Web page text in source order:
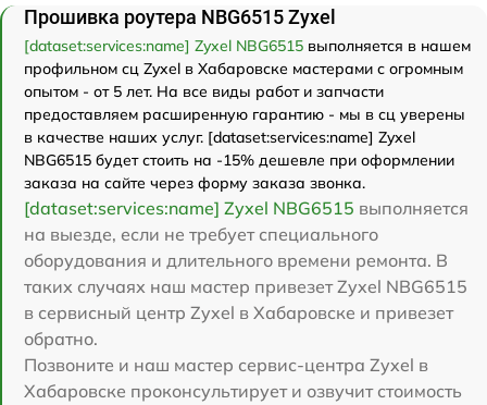
Прошивка роутера NBG6515 Zyxel
[dataset:services:name] Zyxel NBG6515 выполняется в нашем
профильном сц Zyxel в Хабаровске мастерами с огромным
опытом - от 5 лет. На все виды работ и запчасти
предоставляем расширенную гарантию - мы в сц уверены
в качестве наших услуг. [dataset:services:name] Zyxel
NBG6515 будет стоить на -15% дешевле при оформлении
заказа на сайте через форму заказа звонка.
[dataset:services:name] Zyxel NBG6515 выполняется
на выезде, если не требует специального
оборудования и длительного времени ремонта. В
таких случаях наш мастер привезет Zyxel NBG6515
в сервисный центр Zyxel в Хабаровске и привезет
обратно.
Позвоните и наш мастер сервис-центра Zyxel в
Хабаровске проконсультирует и озвучит стоимость